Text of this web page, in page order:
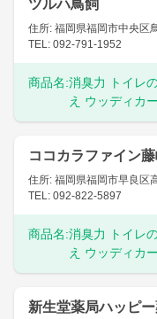
ツルハ鳥飼
住所: 福岡県福岡市中央区
TEL: 092-791-1952
商品名:消臭力 トイレ
え ウッディカ
ココカラファイン
住所: 福岡県福岡市早良区
TEL: 092-822-5897
商品名:消臭力 トイレ
え ウッディカ
新生堂薬局ハッピ